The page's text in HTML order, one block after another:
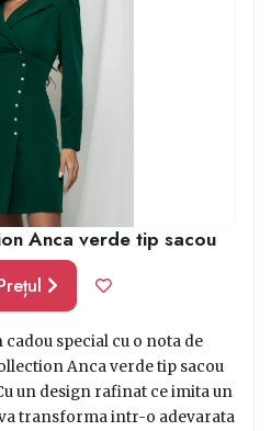
Anca verde tip sacou
special cu o nota de
Anca verde tip sacou
un design rafinat ce imita un
transforma intr-o adevarata